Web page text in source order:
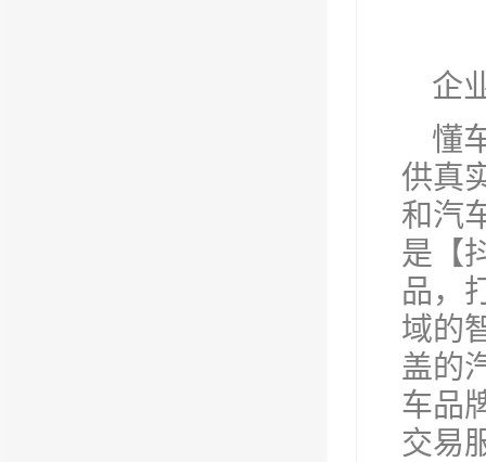
企
懂
供真
和汽
是【
品，
域的
盖的
车品
交易